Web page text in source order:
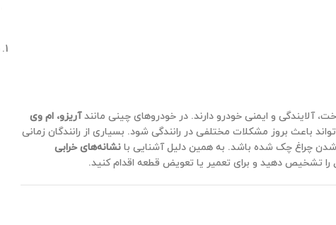
و ایمنی خودرو دارند. در خودروهای چینی مانندآریزو، ام وی
باعث بروز مشکلات مختلفی در رانندگی شود. بسیاری از رانندگان زمانی
چراغ چک شده باشد. به همین دلیل آشنایی بانشانه‌های خرابی
تشخیص دهید و برای تعمیر یا تعویض قطعه اقدام کنید.